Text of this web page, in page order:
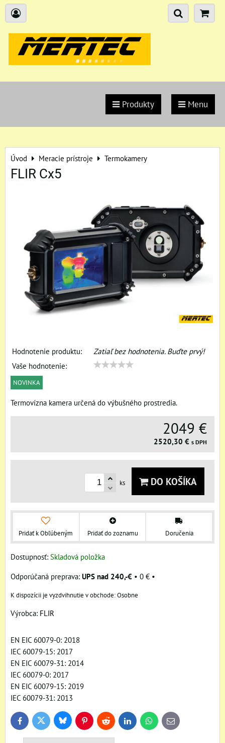
Produkty Menu
Úvod Meracie prístroje Termokamery
FLIR Cx5
Hodnotenie produktu:
Zatiaľ bez hodnotenia. Buďte prvý!
Vaše hodnotenie:
NOVINKA
Termovízna kamera určená do výbušného prostredia.
2049 €
2520,30 € s DPH
ks DO KOŠÍKA
Pridať k Obľúbeným Pridať do zoznamu Doručenia
Dostupnosť: Skladová položka
UPS nad 240,-€ • 0 € •
Osobne
Výrobca: FLIR
EN EIC 60079-0: 2018
IEC 60079-15: 2017
EN EIC 60079-31: 2014
IEC 60079-0: 2017
EN EIC 60079-15: 2019
IEC 60079-31: 2013
FacebookTwitter BlueskyPinterestReddit LinkedInWhatsApp
E-
mail